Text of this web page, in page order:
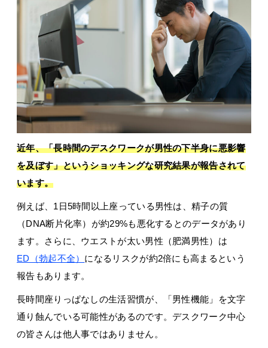
近年、「長時間のデスクワークが男性の下半身に悪影響
を及ぼす」というショッキングな研究結果が報告されて
います。
例えば、1日5時間以上座っている男性は、精子の質
（DNA断片化率）が約29%も悪化するとのデータがあり
ます。さらに、ウエストが太い男性（肥満男性）は
ED（勃起不全） になるリスクが約2倍にも高まるという
報告もあります。
長時間座りっぱなしの生活習慣が、「男性機能」を文字
通り蝕んでいる可能性があるのです。デスクワーク中心
の皆さんは他人事ではありません。